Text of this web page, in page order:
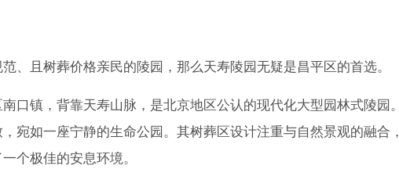
、且树葬价格亲民的陵园，那么天寿陵园无疑是昌平区的首选。
口镇，背靠天寿山脉，是北京地区公认的现代化大型园林式陵园。
宛如一座宁静的生命公园。其树葬区设计注重与自然景观的融合，
个极佳的安息环境。